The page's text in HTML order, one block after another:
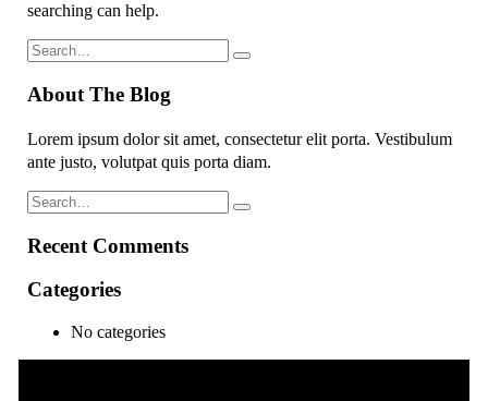
searching can help.
About The Blog
Lorem ipsum dolor sit amet, consectetur elit porta. Vestibulum
ante justo, volutpat quis porta diam.
Recent Comments
Categories
No categories